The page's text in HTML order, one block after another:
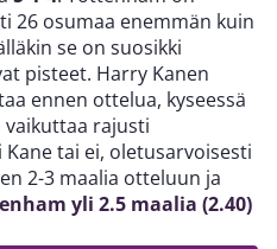
26 osumaa enemmän kuin
se on suosikki
pisteet. Harry Kanen
ennen ottelua, kyseessä
vaikuttaa rajusti
tai ei, oletusarvoisesti
2-3 maalia otteluun ja
yli 2.5 maalia (2.40)